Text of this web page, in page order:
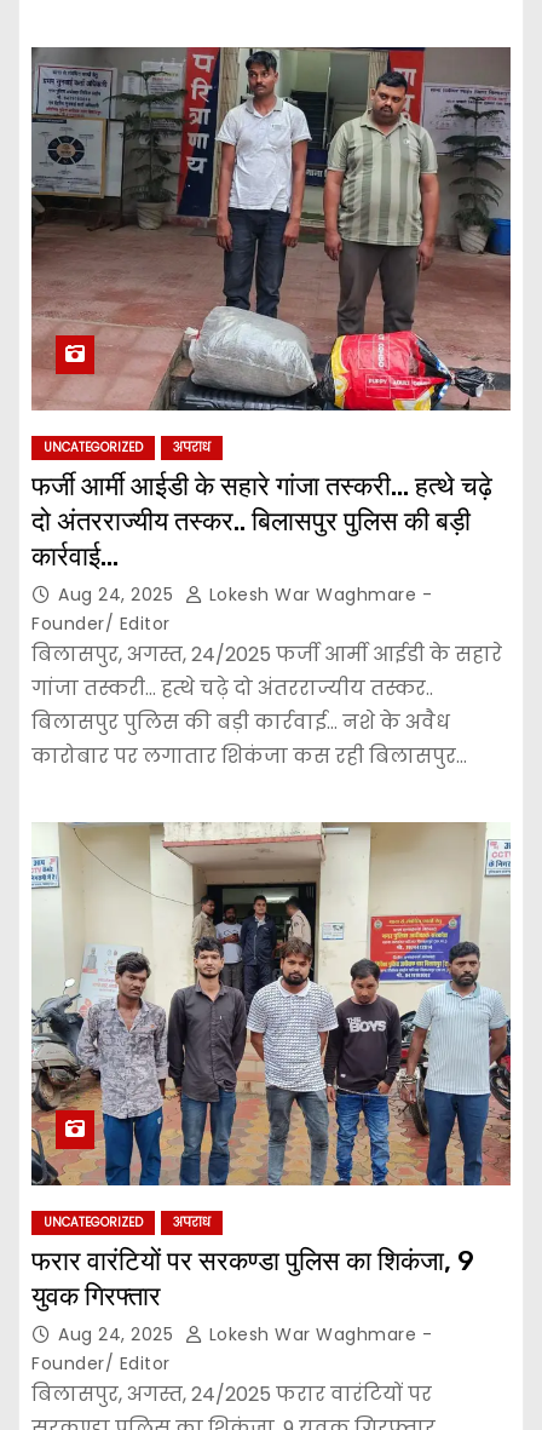
UNCATEGORIZED अपराध
फर्जी आर्मी आईडी के सहारे गांजा तस्करी… हत्थे चढ़े
दो अंतरराज्यीय तस्कर.. बिलासपुर पुलिस की बड़ी
कार्रवाई…
Aug 24, 2025
Lokesh War Waghmare -
Founder/ Editor
बिलासपुर, अगस्त, 24/2025 फर्जी आर्मी आईडी के सहारे
गांजा तस्करी… हत्थे चढ़े दो अंतरराज्यीय तस्कर..
बिलासपुर पुलिस की बड़ी कार्रवाई… नशे के अवैध
कारोबार पर लगातार शिकंजा कस रही बिलासपुर…
UNCATEGORIZED अपराध
फरार वारंटियों पर सरकण्डा पुलिस का शिकंजा, 9
युवक गिरफ्तार
Aug 24, 2025
Lokesh War Waghmare -
Founder/ Editor
बिलासपुर, अगस्त, 24/2025 फरार वारंटियों पर